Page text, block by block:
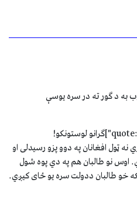
به د ګور ته در سره يوسې
ټول افغانان په دوو پزو رسیدلی او
اوس نو طالبان هم په دي‌ پوه شول
طالبان ددولت سره یو ځای کیږي.